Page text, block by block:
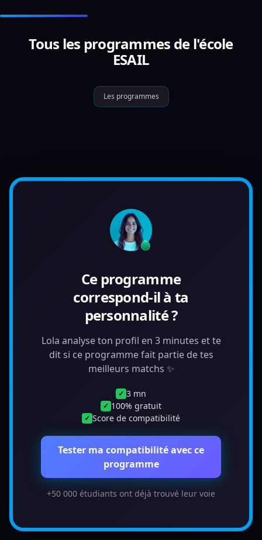
Tous les programmes de l'école
ESAIL
Les programmes
Ce programme
correspond-il à ta
personnalité ?
Lola analyse ton profil en 3 minutes et te
dit si ce programme fait partie de tes
meilleurs matchs ✨
✓ 3 mn
✓ 100% gratuit
✓ Score de compatibilité
Tester ma compatibilité avec ce
programme
+50 000 étudiants ont déjà trouvé leur voie